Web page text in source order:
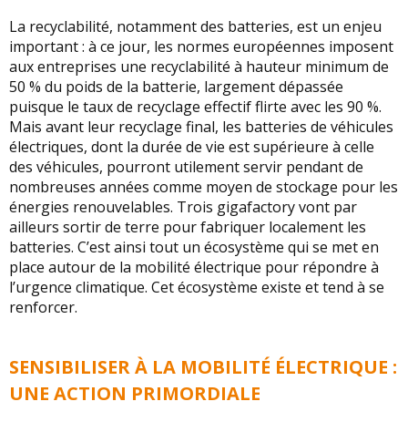
La recyclabilité, notamment des batteries, est un enjeu
important : à ce jour, les normes européennes imposent
aux entreprises une recyclabilité à hauteur minimum de
50 % du poids de la batterie, largement dépassée
puisque le taux de recyclage effectif flirte avec les 90 %.
Mais avant leur recyclage final, les batteries de véhicules
électriques, dont la durée de vie est supérieure à celle
des véhicules, pourront utilement servir pendant de
nombreuses années comme moyen de stockage pour les
énergies renouvelables. Trois gigafactory vont par
ailleurs sortir de terre pour fabriquer localement les
batteries. C’est ainsi tout un écosystème qui se met en
place autour de la mobilité électrique pour répondre à
l’urgence climatique. Cet écosystème existe et tend à se
renforcer.
SENSIBILISER À LA MOBILITÉ ÉLECTRIQUE :
UNE ACTION PRIMORDIALE